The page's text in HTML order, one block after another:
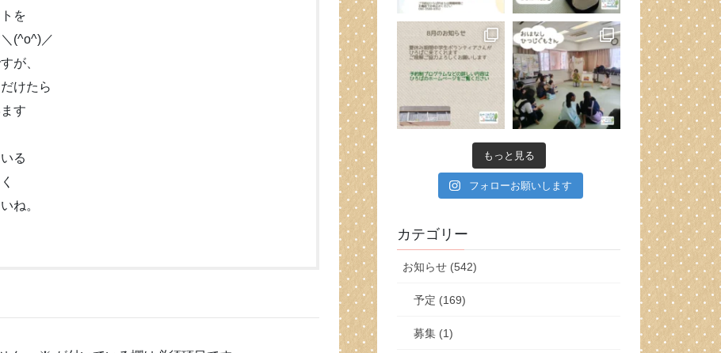
を
(^o^)／
が、
けたら
す
る
ね。
もっと見る
フォローお願いします
カテゴリー
お知らせ (542)
予定 (169)
募集 (1)